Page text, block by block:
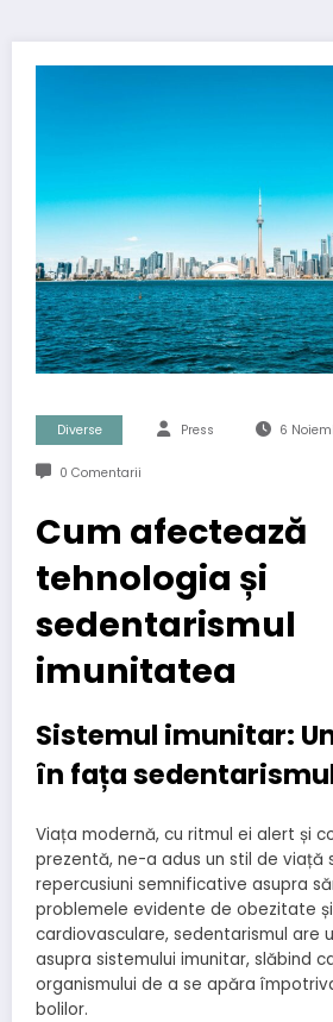
Diverse Press 6
0 Comentarii
Cum afectează
tehnologia și
sedentarismul
imunitatea
Sistemul imunitar:
în fața
Viața modernă, cu ritmul ei alert și
prezentă, ne-a adus un stil de viață
repercusiuni semnificative asupra
problemele evidente de obezitate
cardiovasculare, sedentarismul are
asupra sistemului imunitar, slăbind
organismului de a se apăra
bolilor.